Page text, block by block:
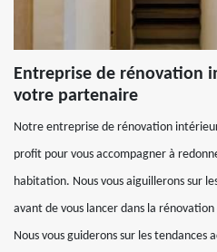
Entreprise de rénovation
votre partenaire
Notre entreprise de rénovation
profit pour vous accompagner à
habitation. Nous vous aiguillerons sur
avant de vous lancer dans la
Nous vous guiderons sur les tendances